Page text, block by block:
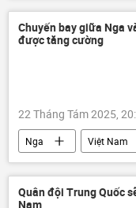
Thế giới
thiệt
Chuyến bay giữa Nga
được tăng cường
22 Tháng Tám 2025,
Nga Việt Nam
chuyến bay
hãng hàng không
Quân đội Trung Quốc
Nam